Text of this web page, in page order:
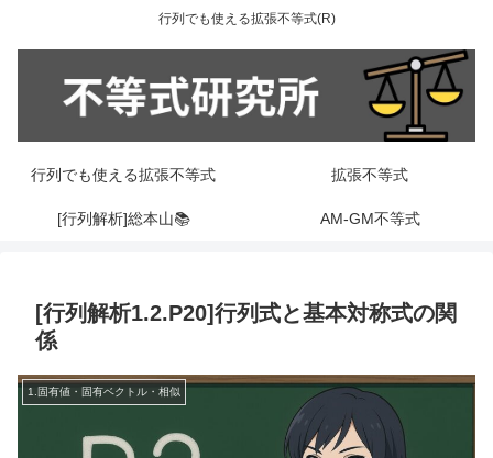
行列でも使える拡張不等式(R)
行列でも使える拡張不等式 拡張不等式
[行列解析]総本山📚 AM-GM不等式
[行列解析1.2.P20]行列式と基本対称式の関
係
1.固有値・固有ベクトル・相似